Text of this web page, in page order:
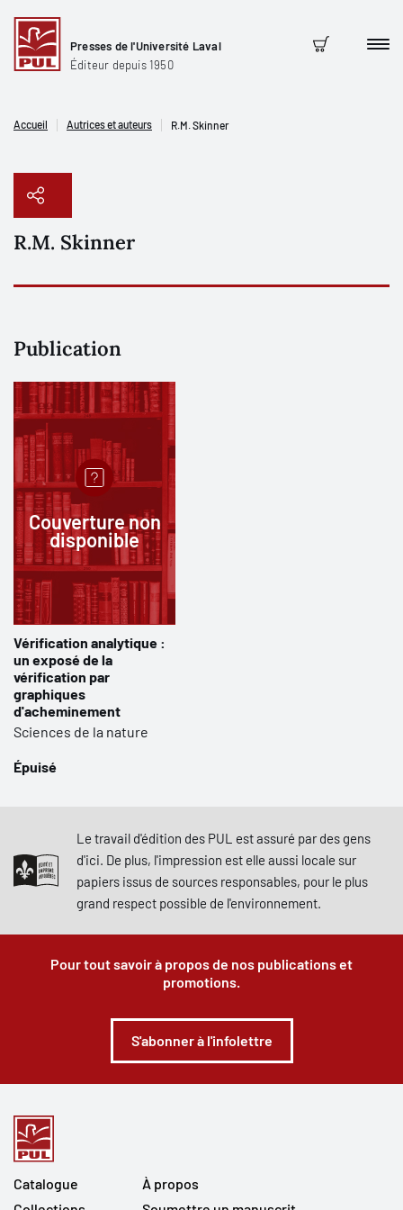
Presses de l'Université Laval
Éditeur depuis 1950
Panier
Accueil Autrices et auteurs R.M. Skinner
R.M. Skinner
Publication
Couverture non
disponible
Vérification analytique :
un exposé de la
vérification par
graphiques
d'acheminement
Sciences de la nature
Épuisé
Le travail d'édition des PUL est assuré par des gens
d'ici. De plus, l'impression est elle aussi locale sur
papiers issus de sources responsables, pour le plus
grand respect possible de l'environnement.
Pour tout savoir à propos de nos publications et
promotions.
S'abonner à l'infolettre
Catalogue
À propos